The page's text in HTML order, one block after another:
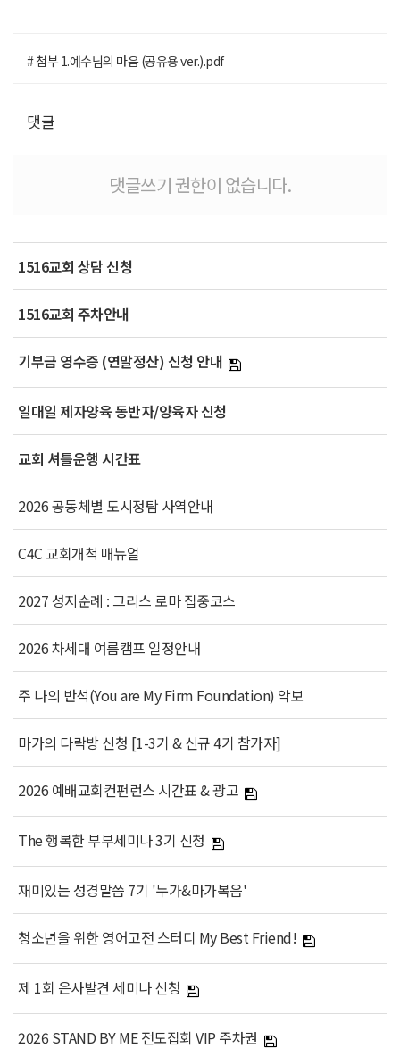
# 첨부 1.예수님의 마음 (공유용 ver.).pdf
댓글
댓글쓰기 권한이 없습니다.
1516교회 상담 신청
1516교회 주차안내
기부금 영수증 (연말정산) 신청 안내
일대일 제자양육 동반자/양육자 신청
교회 셔틀운행 시간표
2026 공동체별 도시정탐 사역안내
C4C 교회개척 매뉴얼
2027 성지순례 : 그리스 로마 집중코스
2026 차세대 여름캠프 일정안내
주 나의 반석(You are My Firm Foundation) 악보
마가의 다락방 신청 [1-3기 & 신규 4기 참가자]
2026 예배교회컨펀런스 시간표 & 광고
The 행복한 부부세미나 3기 신청
재미있는 성경말씀 7기 '누가&마가복음'
청소년을 위한 영어고전 스터디 My Best Friend!
제 1회 은사발견 세미나 신청
2026 STAND BY ME 전도집회 VIP 주차권